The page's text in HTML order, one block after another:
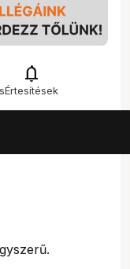
notifications
Értesítések